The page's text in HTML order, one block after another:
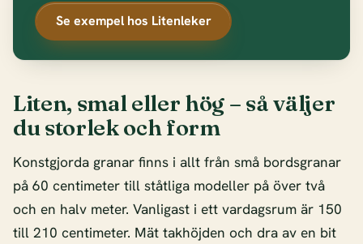
Se exempel hos Litenleker
Liten, smal eller hög – så väljer
du storlek och form
Konstgjorda granar finns i allt från små bordsgranar
på 60 centimeter till ståtliga modeller på över två
och en halv meter. Vanligast i ett vardagsrum är 150
till 210 centimeter. Mät takhöjden och dra av en bit